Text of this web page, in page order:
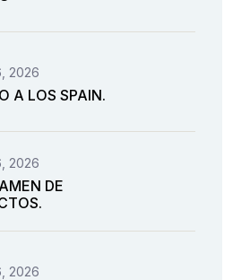
2026
A LOS SPAIN.
2026
DE
2026